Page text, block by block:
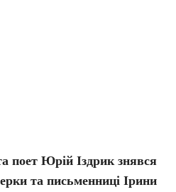
поет Юрій Іздрик знявся
та письменниці Ірини